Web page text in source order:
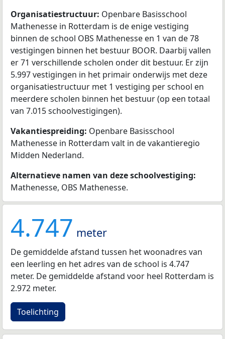
Organisatiestructuur: Openbare Basisschool
Mathenesse in Rotterdam is de enige vestiging
binnen de school OBS Mathenesse en 1 van de 78
vestigingen binnen het bestuur BOOR. Daarbij vallen
er 71 verschillende scholen onder dit bestuur. Er zijn
5.997 vestigingen in het primair onderwijs met deze
organisatiestructuur met 1 vestiging per school en
meerdere scholen binnen het bestuur (op een totaal
van 7.015 schoolvestigingen).
Vakantiespreiding: Openbare Basisschool
Mathenesse in Rotterdam valt in de vakantieregio
Midden Nederland.
Alternatieve namen van deze schoolvestiging:
Mathenesse, OBS Mathenesse.
4.747 meter
De gemiddelde afstand tussen het woonadres van
een leerling en het adres van de school is 4.747
meter. De gemiddelde afstand voor heel Rotterdam is
2.972 meter.
Toelichting